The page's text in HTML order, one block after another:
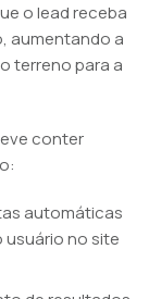
o lead receba
aumentando a
terreno para a
conter
automáticas
no site